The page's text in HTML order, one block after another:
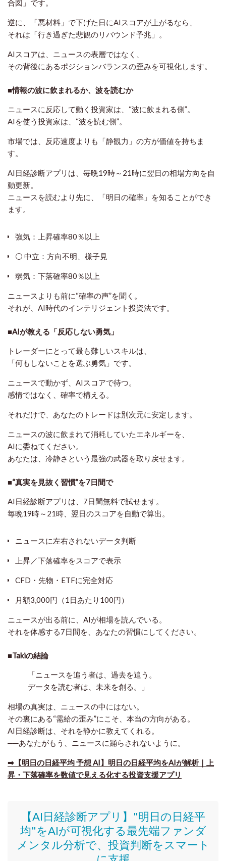
合図」です。
逆に、「悪材料」で下げた日にAIスコアが上がるなら、
それは「行き過ぎた悲観のリバウンド予兆」。
AIスコアは、ニュースの表層ではなく、
その背後にあるポジションバランスの歪みを可視化します。
■情報の波に飲まれるか、波を読むか
ニュースに反応して動く投資家は、“波に飲まれる側”。
AIを使う投資家は、“波を読む側”。
市場では、反応速度よりも「静観力」の方が価値を持ちま
す。
AI日経診断アプリは、毎晩19時～21時に翌日の相場方向を自
動更新。
ニュースを読むより先に、「明日の確率」を知ることができ
ます。
強気：上昇確率80％以上
⚪ 中立：方向不明、様子見
弱気：下落確率80％以上
ニュースよりも前に“確率の声”を聞く。
それが、AI時代のインテリジェント投資法です。
■AIが教える「反応しない勇気」
トレーダーにとって最も難しいスキルは、
「何もしないことを選ぶ勇気」です。
ニュースで動かず、AIスコアで待つ。
感情ではなく、確率で構える。
それだけで、あなたのトレードは別次元に安定します。
ニュースの波に飲まれて消耗していたエネルギーを、
AIに委ねてください。
あなたは、 冷静さという最強の武器を取り戻せます。
■“真実を見抜く習慣”を7日間で
AI日経診断アプリは、7日間無料で試せます。
毎晩19時～21時、翌日のスコアを自動で算出。
ニュースに左右されないデータ判断
上昇／下落確率をスコアで表示
CFD・先物・ETFに完全対応
月額3,000円（1日あたり100円）
ニュースが出る前に、AIが相場を読んでいる。
それを体感する7日間を、あなたの習慣にしてください。
■Takiの結論
「ニュースを追う者は、過去を追う。
データを読む者は、未来を創る。」
相場の真実は、ニュースの中にはない。
その裏にある“需給の歪み”にこそ、本当の方向がある。
AI日経診断は、それを静かに教えてくれる。
──あなたがもう、ニュースに踊らされないように。
➡【明日の日経平均 予想 AI】明日の日経平均をAIが解析｜上
昇・下落確率を数値で見える化する投資支援アプリ
【AI日経診断アプリ】"明日の日経平
均"をAIが可視化する最先端ファンダ
メンタル分析で、投資判断をスマート